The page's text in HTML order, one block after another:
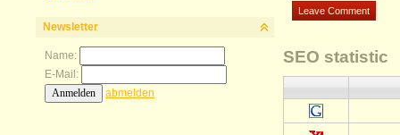
Newsletter
Name:
E-Mail:
abmelden
SEO statistic